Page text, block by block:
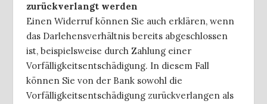
zurückverlangt werden
Einen Widerruf können Sie auch erklären, wenn
das Darlehensverhältnis bereits abgeschlossen
ist, beispielsweise durch Zahlung einer
Vorfälligkeitsentschädigung. In diesem Fall
können Sie von der Bank sowohl die
Vorfälligkeitsentschädigung zurückverlangen als